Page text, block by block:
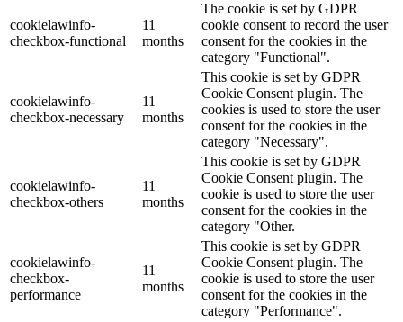
cookielawinfo-
checkbox-functional
11
months
The cookie is set by GDPR
cookie consent to record the user
consent for the cookies in the
category "Functional".
cookielawinfo-
checkbox-necessary
11
months
This cookie is set by GDPR
Cookie Consent plugin. The
cookies is used to store the user
consent for the cookies in the
category "Necessary".
cookielawinfo-
checkbox-others
11
months
This cookie is set by GDPR
Cookie Consent plugin. The
cookie is used to store the user
consent for the cookies in the
category "Other.
cookielawinfo-
checkbox-
performance
11
months
This cookie is set by GDPR
Cookie Consent plugin. The
cookie is used to store the user
consent for the cookies in the
category "Performance".